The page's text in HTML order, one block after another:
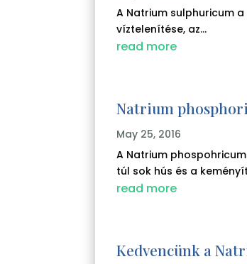
A Natrium sulphuricum
víztelenítése, az...
read more
Natrium
May 25, 2016
A Natrium
túl sok hús és a
read more
Kedvencünk a